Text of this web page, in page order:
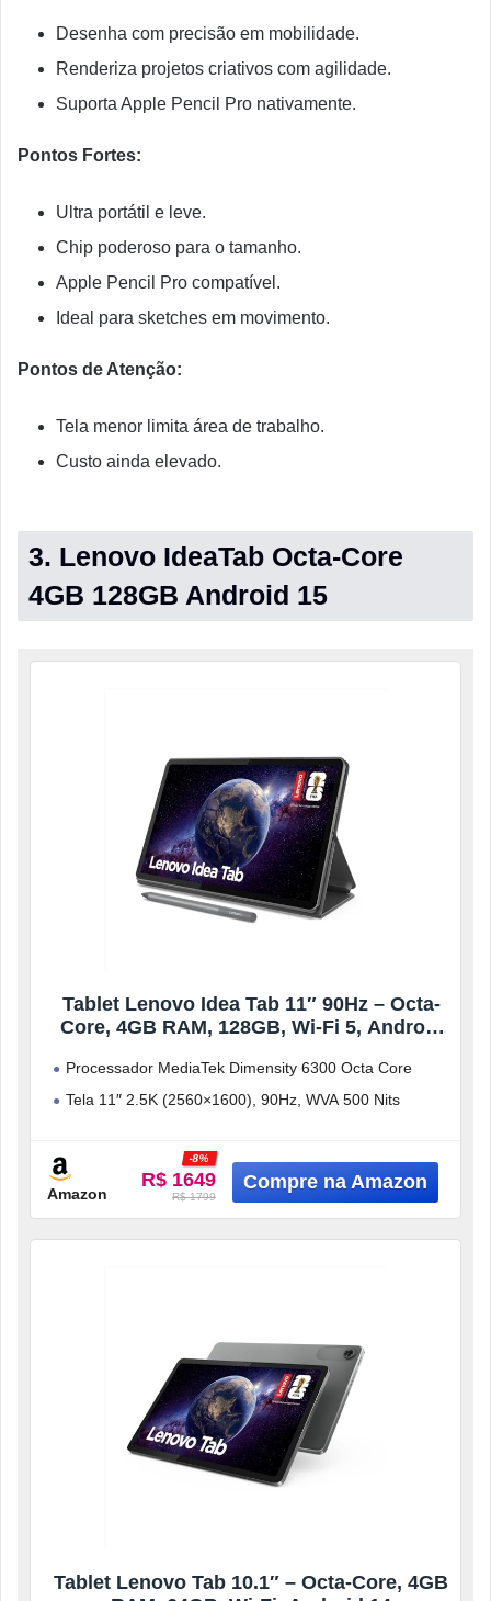
Desenha com precisão em mobilidade.
Renderiza projetos criativos com agilidade.
Suporta Apple Pencil Pro nativamente.
Pontos Fortes:
Ultra portátil e leve.
Chip poderoso para o tamanho.
Apple Pencil Pro compatível.
Ideal para sketches em movimento.
Pontos de Atenção:
Tela menor limita área de trabalho.
Custo ainda elevado.
3. Lenovo IdeaTab Octa-Core
4GB 128GB Android 15
Tablet Lenovo Idea Tab 11″ 90Hz – Octa-
Core, 4GB RAM, 128GB, Wi-Fi 5, Android
Processador MediaTek Dimensity 6300 Octa Core
Tela 11″ 2.5K (2560×1600), 90Hz, WVA 500 Nits
Amazon
R$ 1649
-8%
R$ 1799
Tablet Lenovo Tab 10.1″ – Octa-Core, 4GB